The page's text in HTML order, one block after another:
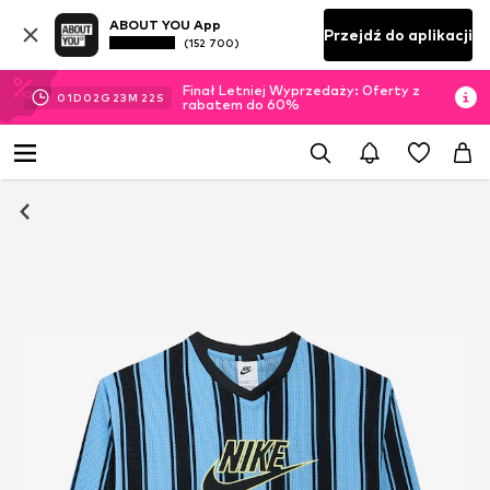
ABOUT YOU App
(152 700) Przejdź do aplikacji
01D 02 G 23M 21 S
Finał Letniej Wyprzedaży: Oferty z
rabatem do 60%